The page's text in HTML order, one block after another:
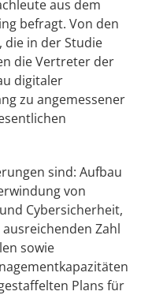
aus dem
befragt. Von den
die in der Studie
die Vertreter der
digitaler
zu angemessener
sind: Aufbau
von
Cybersicherheit,
Zahl
sowie
Plans für